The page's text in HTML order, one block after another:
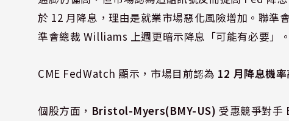
於 12 月降息，理由是就業市場惡化風險增加。聯
準會總裁 Williams 上週更暗示降息「可能有必要」。
CME FedWatch 顯示，市場目前認為 12 月降息機
個股方面， Bristol-Myers(BMY-US) 受惠競爭對手